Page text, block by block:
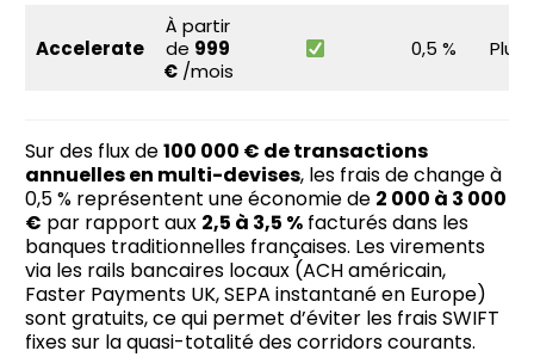
Accelerate
À partir
de 999
€/mois
0,5 % Plus
Sur des flux de100 000 € de transactions
annuelles en multi-devises, les frais de change à
0,5 % représentent une économie de 2 000 à 3 000
€ par rapport aux 2,5 à 3,5 % facturés dans les
banques traditionnelles françaises. Les virements
via les rails bancaires locaux (ACH américain,
Faster Payments UK, SEPA instantané en Europe)
sont gratuits, ce qui permet d’éviter les frais SWIFT
fixes sur la quasi-totalité des corridors courants.